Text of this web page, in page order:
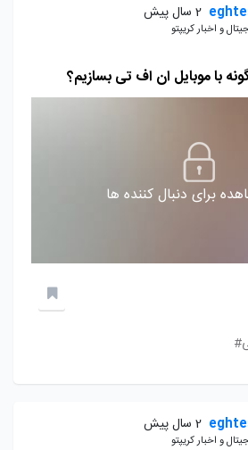
2 سال پیش
و اخبار کریپتو
با موبایل ان اف تی بسازیم؟
برای دنبال کننده ها
2 سال پیش
و اخبار کریپتو